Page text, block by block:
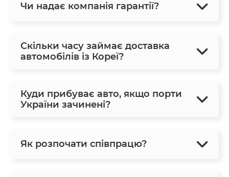
Чи надає компанія гарантії?
Скільки часу займає доставка
автомобілів із Кореї?
Куди прибуває авто, якщо порти
України зачинені?
Як розпочати співпрацю?